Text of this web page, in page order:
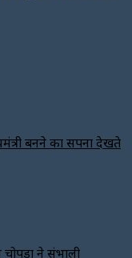
बनने का सपना देखते
ने संभाली